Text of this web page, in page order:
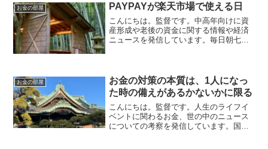
お金の部屋 PAYPAYが楽天市場で使える日
こんにちは。監督です。中高年向けに資
産形成や老後の資金に関する情報や経済
ニュースを発信しています。毎日朝七時
Zホールデ...
お金の部屋
お金の対策の本質は、1人になっ
た時の備えがあるかないかに限る
こんにちは。監督です。人生のライフイ
ベントに関わるお金、世の中のニュース
についての考察を発信しています。国家